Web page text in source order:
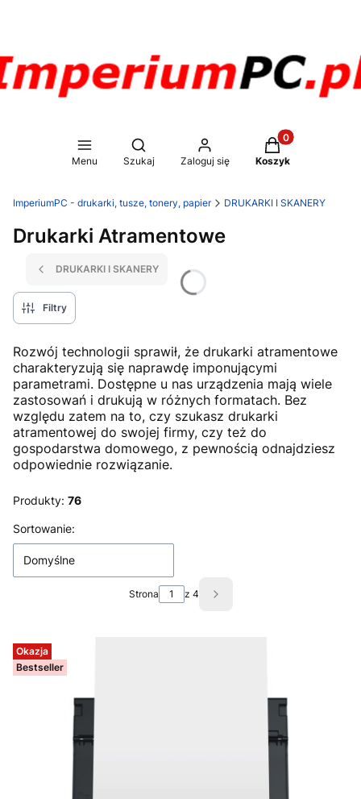
Menu
Otwórz wyszukiwarkę
Szukaj Zaloguj się
Produkty w
Koszyk
ImperiumPC - drukarki, tusze, tonery, papier DRUKARKI I SKANERY
Drukarki Atramentowe
DRUKARKI I SKANERY
Filtry
Rozwój technologii sprawił, że drukarki atramentowe
charakteryzują się naprawdę imponującymi
parametrami. Dostępne u nas urządzenia mają wiele
zastosowań i drukują w różnych formatach. Bez
względu zatem na to, czy szukasz drukarki
atramentowej do swojej firmy, czy też do
gospodarstwa domowego, z pewnością odnajdziesz
odpowiednie rozwiązanie.
Produkty: 76
Lista produktów
Sortowanie:
Domyślne
Strona z 4 Następne produkty
Okazja
Bestseller